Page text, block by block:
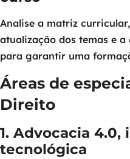
Analise a matriz
atualização dos temas e
para garantir uma
Áreas de
Direito
1. Advocacia
tecnológica